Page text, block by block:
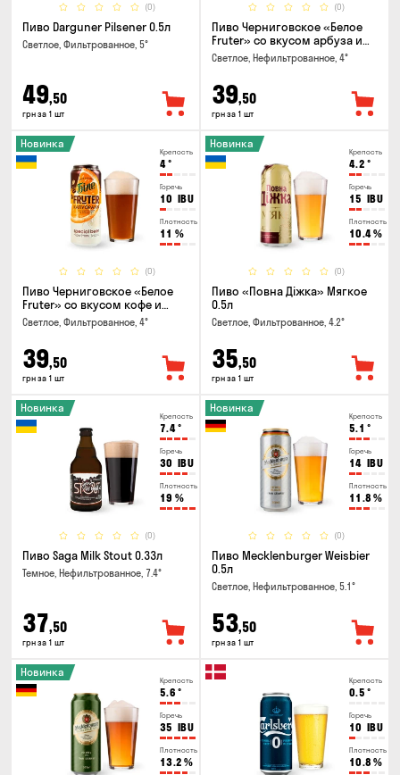
(0)
Пиво Darguner Pilsener 0.5л
Светлое, Фильтрованное, 5°
49,50
грн за 1 шт
(0)
Пиво Черниговское «Белое
Fruter» со вкусом арбуза и
мяты 0.5л
Светлое, Нефильтрованное, 4°
39,50
грн за 1 шт
Крепость
4°
Горечь
10 IBU
Плотность
11 %
(0)
Новинка
Пиво Черниговское «Белое
Fruter» со вкусом кофе и
апельсина 0.5 л
Светлое, Фильтрованное, 4°
39,50
грн за 1 шт
Крепость
4.2 °
Горечь
15 IBU
Плотность
10.4%
(0)
Новинка
Пиво «Повна Діжка» Мягкое
0.5л
Светлое, Фильтрованное, 4.2°
35,50
грн за 1 шт
Крепость
7.4°
Горечь
30 IBU
Плотность
19 %
(0)
Новинка
Пиво Saga Milk Stout 0.33л
Темное, Нефильтрованное, 7.4°
37,50
грн за 1 шт
Крепость
5.1 °
Горечь
14 IBU
Плотность
11.8 %
(0)
Новинка
Пиво Mecklenburger Weisbier
0.5л
Светлое, Нефильтрованное, 5.1°
53,50
грн за 1 шт
Крепость
5.6 °
Горечь
35 IBU
Плотность
13.2 %
Новинка
Крепость
0.5 °
Горечь
10 IBU
Плотность
10.8 %